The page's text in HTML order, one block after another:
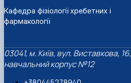
Кафедра фізіології хребетних і
фармакології
03041, м. Київ, вул. Виставкова, 16,
навчальний корпус №12